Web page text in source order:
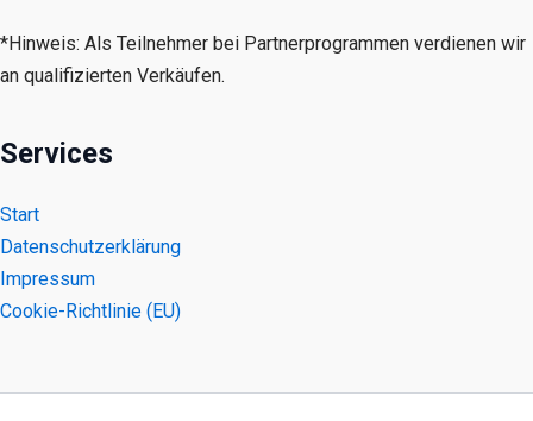
*Hinweis: Als Teilnehmer bei Partnerprogrammen verdienen wir
an qualifizierten Verkäufen.
Services
Start
Datenschutzerklärung
Impressum
Cookie-Richtlinie (EU)